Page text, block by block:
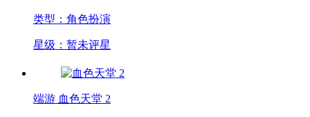
类型：角色扮演
星级：暂未评星
端游 血色天堂 2